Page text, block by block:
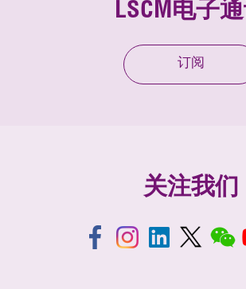
LSCM电子
订阅
关注我们